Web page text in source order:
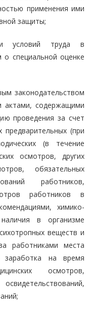
применения ими
защиты;
условий труда в
о специальной оценке
законодательством
содержащими
проведения за счет
предварительных (при
(в течение
осмотров, других
обязательных
работников,
работников в
химико-
наличия в организме
веществ и
работниками места
на время
осмотров,